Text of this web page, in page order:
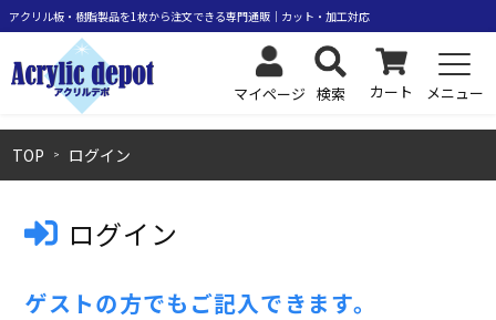
マイページ 検索 カート メニュー
TOP ログイン
ログイン
ゲストの方でもご記入できます。